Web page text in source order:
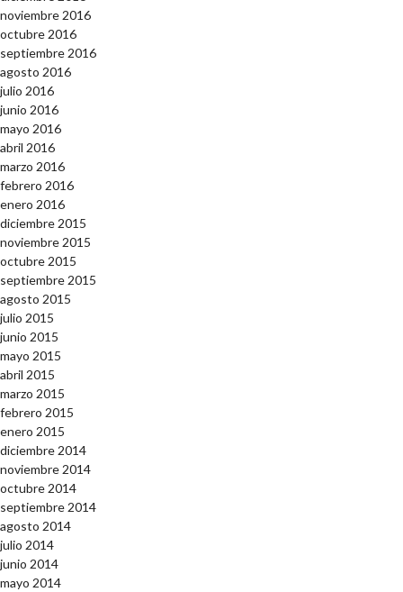
noviembre 2016
octubre 2016
septiembre 2016
agosto 2016
julio 2016
junio 2016
mayo 2016
abril 2016
marzo 2016
febrero 2016
enero 2016
diciembre 2015
noviembre 2015
octubre 2015
septiembre 2015
agosto 2015
julio 2015
junio 2015
mayo 2015
abril 2015
marzo 2015
febrero 2015
enero 2015
diciembre 2014
noviembre 2014
octubre 2014
septiembre 2014
agosto 2014
julio 2014
junio 2014
mayo 2014